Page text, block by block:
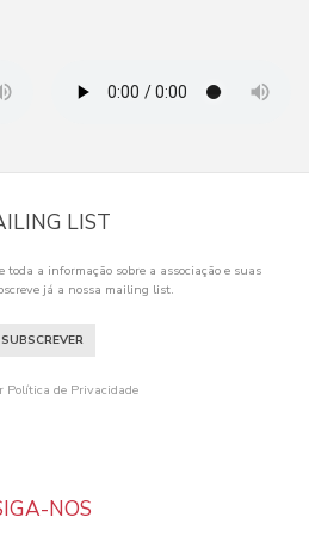
LIST
toda a informação sobre a associação e suas
já a nossa mailing list.
SUBSCREVER
Política de Privacidade
NOS